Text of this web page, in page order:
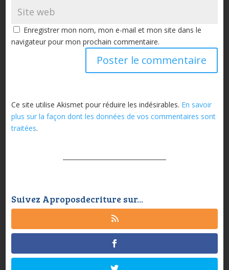
Enregistrer mon nom, mon e-mail et mon site dans le
navigateur pour mon prochain commentaire.
Ce site utilise Akismet pour réduire les indésirables. En savoir
plus sur la façon dont les données de vos commentaires sont
traitées.
Suivez Aproposdecriture sur...